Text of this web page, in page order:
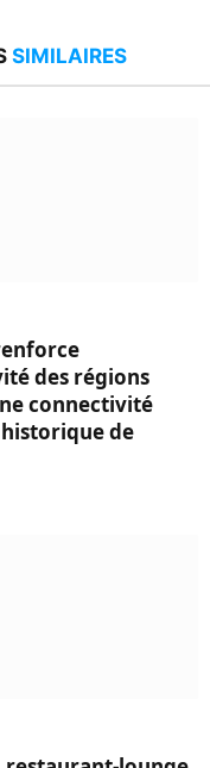
SIMILAIRES
des régions
connectivité
de